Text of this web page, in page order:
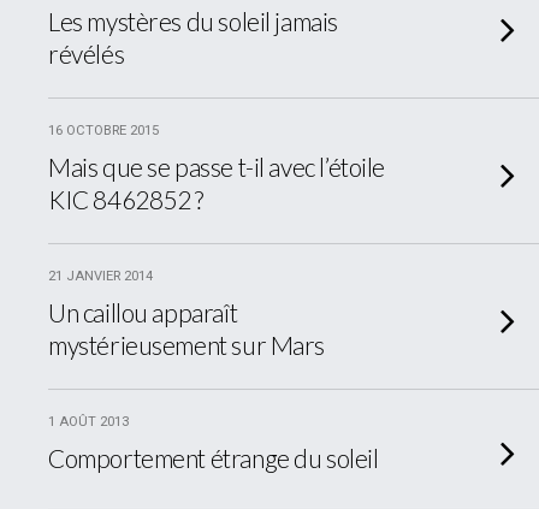
Les mystères du soleil jamais
révélés
16 OCTOBRE 2015
Mais que se passe t-il avec l’étoile
KIC 8462852 ?
21 JANVIER 2014
Un caillou apparaît
mystérieusement sur Mars
1 AOÛT 2013
Comportement étrange du soleil